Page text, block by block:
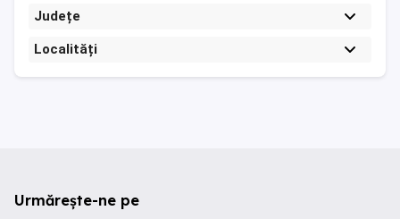
Județe
Localități
Urmărește-ne pe